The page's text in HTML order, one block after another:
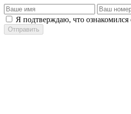
Я подтверждаю, что ознакомился